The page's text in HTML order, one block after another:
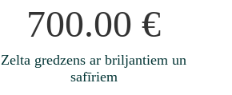
700.00€
Zelta gredzens ar briljantiem un
safīriem